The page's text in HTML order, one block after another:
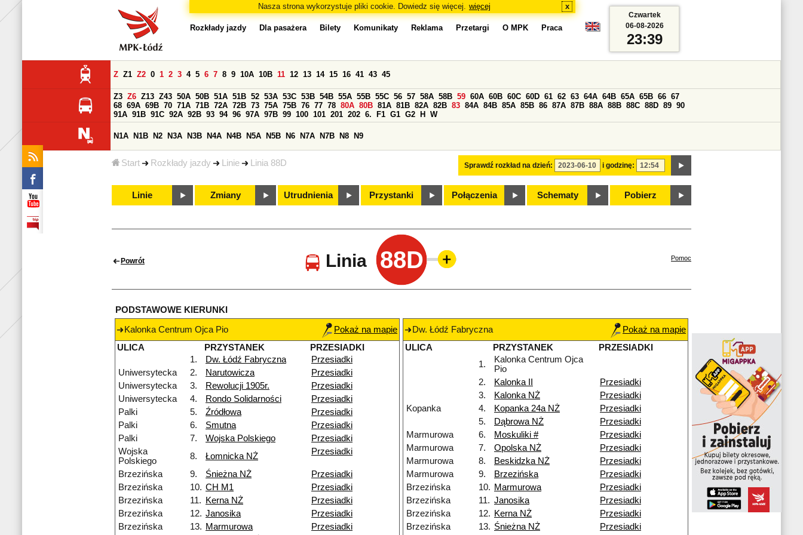
Nasza strona wykorzystuje pliki cookie. Dowiedz się więcej. więcej x
Start Rozkłady jazdy Linie Linia 88D
Rozkłady jazdy Dla pasażera Bilety Komunikaty Reklama Przetargi O MPK Praca
Sprawdź rozkład na dzień: i godzinę:
Z Z1 Z2 0 1 2 3 4 5 6 7 8 9 10A 10B 11 12 13 14 15 16 41 43 45
Z3 Z6 Z13 Z43 50A 50B 51A 51B 52 53A 53C 53B 54B 55A 55B 55C 56 57 58A 58B 59 60A 60B 60C 60D 61 62 63 64A 64B 65A 65B 66 67
68 69A 69B 70 71A 71B 72A 72B 73 75A 75B 76 77 78 80A 80B 81A 81B 82A 82B 83 84A 84B 85A 85B 86 87A 87B 88A 88B 88C 88D 89 90
91A 91B 91C 92A 92B 93 94 96 97A 97B 99 100 101 201 202 6. F1 G1 G2 H W
N1A N1B N2 N3A N3B N4A N4B N5A N5B N6 N7A N7B N8 N9
Linie Zmiany Utrudnienia Przystanki Połączenia Schematy Pobierz
Czwartek
06-08-2026
23:39
Powrót Linia 88D Pomoc
PODSTAWOWE KIERUNKI
Kalonka Centrum Ojca Pio
Pokaż na mapie
ULICA
PRZYSTANEK
PRZESIADKI
1.
Dw. Łódź Fabryczna
Przesiadki
Uniwersytecka
2. Narutowicza
Przesiadki
Uniwersytecka
3. Rewolucji 1905r.
Przesiadki
Uniwersytecka
4. Rondo Solidarności
Przesiadki
Palki
5. Źródłowa
Przesiadki
Palki
6. Smutna
Przesiadki
Palki
7. Wojska Polskiego
Przesiadki
Wojska
Polskiego
8. Łomnicka NŻ Przesiadki
Brzezińska 9. Śnieżna NŻ
Przesiadki
Brzezińska
10. CH M1
Przesiadki
Brzezińska
11. Kerna NŻ
Przesiadki
Brzezińska
12. Janosika
Przesiadki
Brzezińska
13. Marmurowa Przesiadki
Dw. Łódź Fabryczna
Pokaż na mapie
ULICA
PRZYSTANEK
PRZESIADKI
1.
Kalonka Centrum Ojca
Pio
2.
Kalonka II
Przesiadki
3.
Kalonka NŻ
Przesiadki
Kopanka
4. Kopanka 24a NŻ
Przesiadki
5.
Dąbrowa NŻ
Przesiadki
Marmurowa
6. Moskuliki #
Przesiadki
Marmurowa
7. Opolska NŻ
Przesiadki
Marmurowa
8. Beskidzka NŻ
Przesiadki
Marmurowa
9. Brzezińska
Przesiadki
Brzezińska
10. Marmurowa
Przesiadki
Brzezińska
11. Janosika
Przesiadki
Brzezińska
12. Kerna NŻ
Przesiadki
Brzezińska
13. Śnieżna NŻ Przesiadki